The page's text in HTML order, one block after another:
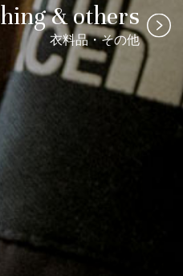
& others
衣料品・その他